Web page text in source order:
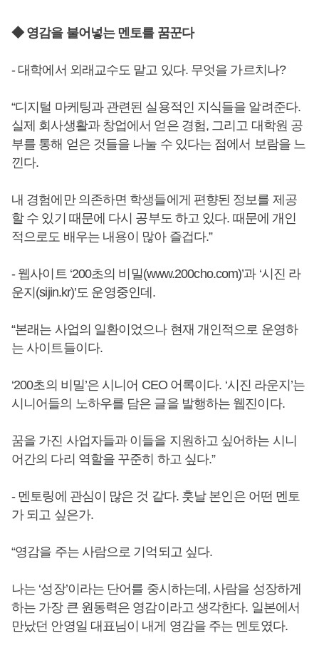
◆ 영감을 불어넣는 멘토를 꿈꾼다
- 대학에서 외래교수도 맡고 있다. 무엇을 가르치나?
“디지털 마케팅과 관련된 실용적인 지식들을 알려준다.
실제 회사생활과 창업에서 얻은 경험, 그리고 대학원 공
부를 통해 얻은 것들을 나눌 수 있다는 점에서 보람을 느
낀다.
내 경험에만 의존하면 학생들에게 편향된 정보를 제공
할 수 있기 때문에 다시 공부도 하고 있다. 때문에 개인
적으로도 배우는 내용이 많아 즐겁다.”
- 웹사이트 ‘200초의 비밀(www.200cho.com)’과 ‘시진 라
운지(sijin.kr)’도 운영중인데.
“본래는 사업의 일환이었으나 현재 개인적으로 운영하
는 사이트들이다.
‘200초의 비밀’은 시니어 CEO 어록이다. ‘시진 라운지’는
시니어들의 노하우를 담은 글을 발행하는 웹진이다.
꿈을 가진 사업자들과 이들을 지원하고 싶어하는 시니
어간의 다리 역할을 꾸준히 하고 싶다.”
- 멘토링에 관심이 많은 것 같다. 훗날 본인은 어떤 멘토
가 되고 싶은가.
“영감을 주는 사람으로 기억되고 싶다.
나는 ‘성장’이라는 단어를 중시하는데, 사람을 성장하게
하는 가장 큰 원동력은 영감이라고 생각한다. 일본에서
만났던 안영일 대표님이 내게 영감을 주는 멘토였다.